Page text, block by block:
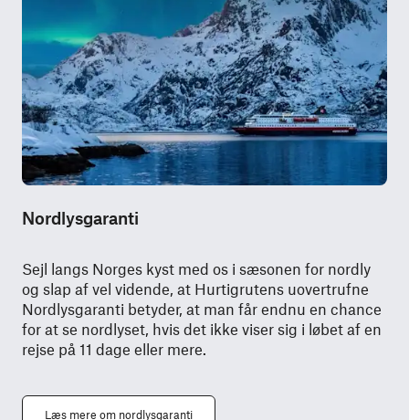
Nordlysgaranti
Sejl langs Norges kyst med os i sæsonen for nordly
og slap af vel vidende, at Hurtigrutens uovertrufne
Nordlysgaranti betyder, at man får endnu en chance
for at se nordlyset, hvis det ikke viser sig i løbet af en
rejse på 11 dage eller mere.
Læs mere om nordlysgaranti